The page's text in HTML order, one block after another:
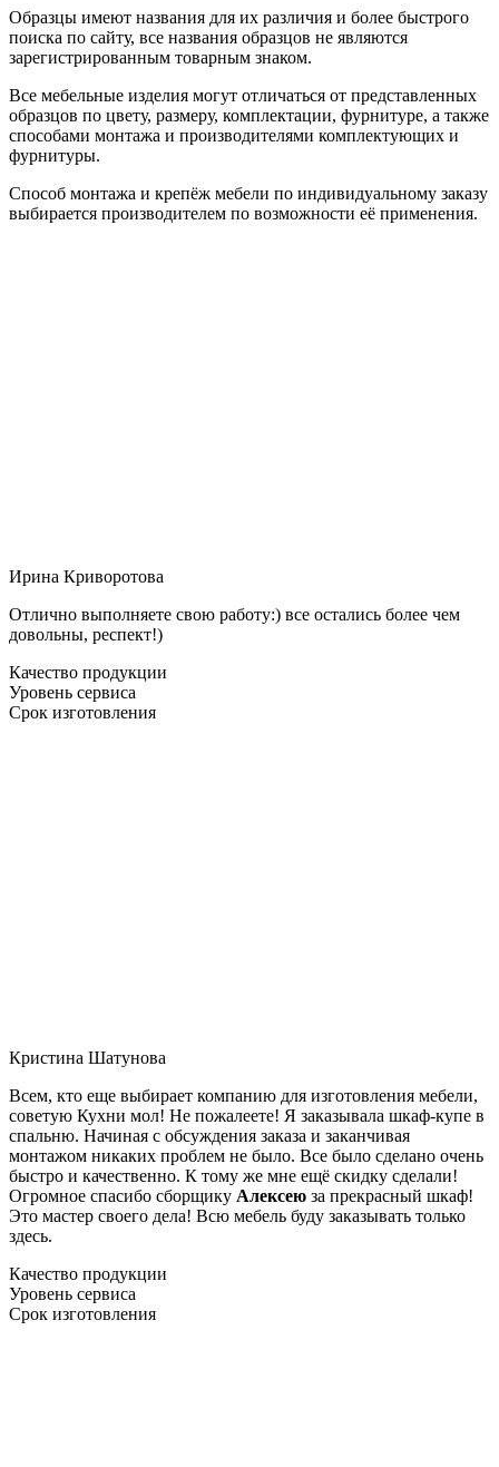
Образцы имеют названия для их различия и более быстрого
поиска по сайту, все названия образцов не являются
зарегистрированным товарным знаком.
Все мебельные изделия могут отличаться от представленных
образцов по цвету, размеру, комплектации, фурнитуре, а также
способами монтажа и производителями комплектующих и
фурнитуры.
Способ монтажа и крепёж мебели по индивидуальному заказу
выбирается производителем по возможности её применения.
Ирина Криворотова
Отлично выполняете свою работу:) все остались более чем
довольны, респект!)
Качество продукции
Уровень сервиса
Срок изготовления
Кристина Шатунова
Всем, кто еще выбирает компанию для изготовления мебели,
советую Кухни мол! Не пожалеете! Я заказывала шкаф-купе в
спальню. Начиная с обсуждения заказа и заканчивая
монтажом никаких проблем не было. Все было сделано очень
быстро и качественно. К тому же мне ещё скидку сделали!
Огромное спасибо сборщику Алексею за прекрасный шкаф!
Это мастер своего дела! Всю мебель буду заказывать только
здесь.
Качество продукции
Уровень сервиса
Срок изготовления